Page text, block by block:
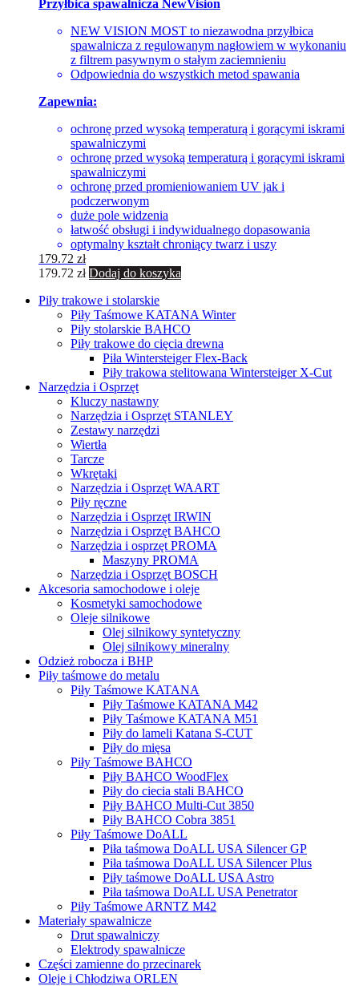
Przyłbica spawalnicza NewVision
NEW VISION MOST to niezawodna przyłbica
spawalnicza z regulowanym nagłowiem w wykonaniu
z filtrem pasywnym o stałym zaciemnieniu
Odpowiednia do wszystkich metod spawania
Zapewnia:
ochronę przed wysoką temperaturą i gorącymi iskrami
spawalniczymi
ochronę przed wysoką temperaturą i gorącymi iskrami
spawalniczymi
ochronę przed promieniowaniem UV jak i
podczerwonym
duże pole widzenia
łatwość obsługi i indywidualnego dopasowania
optymalny kształt chroniący twarz i uszy
179.72 zł
179.72 zł Dodaj do koszyka
Piły trakowe i stolarskie
Piły Taśmowe KATANA Winter
Piły stolarskie BAHCO
Piły trakowe do cięcia drewna
Piła Wintersteiger Flex-Back
Piły trakowa stelitowana Wintersteiger X-Cut
Narzędzia i Osprzęt
Kluczy nastawny
Narzędzia i Osprzęt STANLEY
Zestawy narzędzi
Wiertła
Tarcze
Wkrętaki
Narzędzia i Osprzęt WAART
Piły ręczne
Narzędzia i Osprzęt IRWIN
Narzędzia i Osprzęt BAHCO
Narzędzia i osprzęt PROMA
Maszyny PROMA
Narzędzia i Osprzęt BOSCH
Akcesoria samochodowe i oleje
Kosmetyki samochodowe
Oleje silnikowe
Olej silnikowy syntetyczny
Оlej silnikowy мineralny
Odzież robocza i BHP
Piły taśmowe do metalu
Piły Taśmowe KATANA
Piły Taśmowe KATANA M42
Piły Taśmowe KATANA M51
Piły do lameli Katana S-CUT
Piły do mięsa
Piły Taśmowe BAHCO
Piły BAHCO WoodFlex
Piły do ciecia stali BAHCO
Piły BAHCO Multi-Cut 3850
Piły BAHCO Cobra 3851
Piły Taśmowe DoALL
Piła taśmowa DoALL USA Silencer GP
Piła taśmowa DoALL USA Silencer Plus
Piły taśmowe DoALL USA Astro
Piła taśmowa DoALL USA Penetrator
Piły Taśmowe ARNTZ M42
Materiały spawalnicze
Drut spawalniczy
Elektrody spawalnicze
Części zamienne do przecinarek
Oleje i Chłodziwa ORLEN